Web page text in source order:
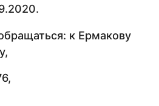
к Ермакову